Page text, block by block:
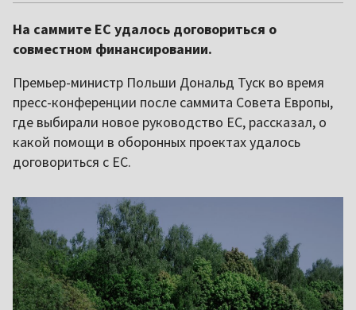
На саммите ЕС удалось договориться о
совместном финансировании.
Премьер-министр Польши Дональд Туск во время
пресс-конференции после саммита Совета Европы,
где выбирали новое руководство ЕС, рассказал, о
какой помощи в оборонных проектах удалось
договориться с ЕС.